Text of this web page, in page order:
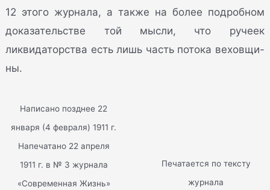
12 этого журнала, а также на более подробном
доказательстве той мысли, что ручеек
ликвидаторства есть лишь часть потока веховщи-
ны.
Написано позднее 22
января (4 февраля) 1911 г.
Напечатано 22 апреля
1911 г. в № 3 журнала
«Современная Жизнь»
Печатается по тексту
журнала